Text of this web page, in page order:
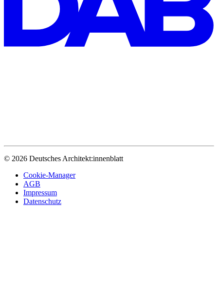
© 2026 Deutsches Architekt:innenblatt
Cookie-Manager
AGB
Impressum
Datenschutz